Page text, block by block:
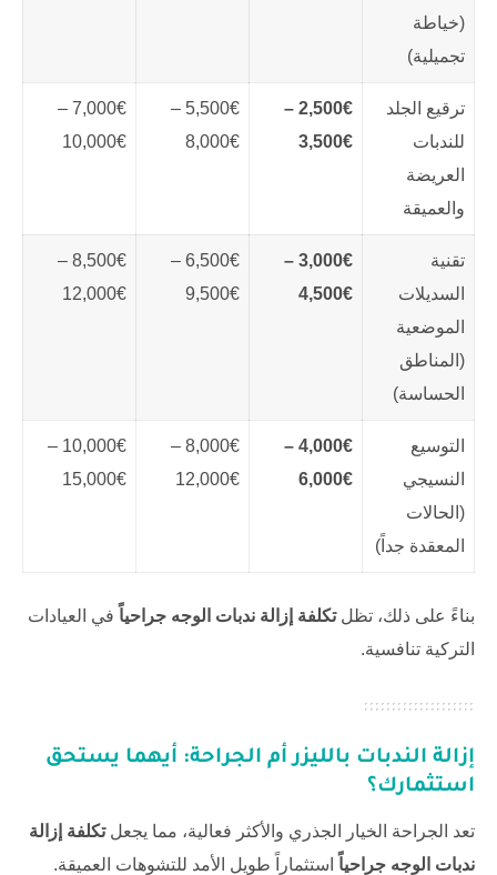
(خياطة
تجميلية)
ترقيع الجلد
للندبات
العريضة
والعميقة
2,500€ –
3,500€
5,500€ –
8,000€
7,000€ –
10,000€
تقنية
السديلات
الموضعية
(المناطق
الحساسة)
3,000€ –
4,500€
6,500€ –
9,500€
8,500€ –
12,000€
التوسيع
النسيجي
(الحالات
المعقدة جداً)
4,000€ –
6,000€
8,000€ –
12,000€
10,000€ –
15,000€
بناءً على ذلك، تظلتكلفة إزالة ندبات الوجه جراحياً في العيادات
التركية تنافسية.
إزالة الندبات بالليزر أم الجراحة: أيهما يستحق
استثمارك؟
تعد الجراحة الخيار الجذري والأكثر فعالية، مما يجعلتكلفة إزالة
ندبات الوجه جراحياً استثماراً طويل الأمد للتشوهات العميقة.